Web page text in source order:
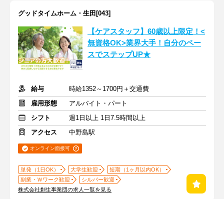
グッドタイムホーム・生田[043]
【ケアスタッフ】60歳以上限定！<
無資格OK>業界大手！自分のペー
スでステップUP★
給与
時給1352～1700円＋交通費
雇用形態
アルバイト・パート
シフト
週1日以上 1日7.5時間以上
アクセス
中野島駅
オンライン面接可
単発（1日OK） 大学生歓迎
短期（1ヶ月以内OK）
副業・Ｗワーク歓迎
シルバー歓迎
株式会社創生事業団の求人一覧を見る